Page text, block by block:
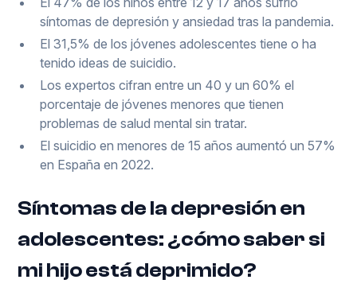
síntomas de depresión y ansiedad tras la pandemia.
El 31,5% de los jóvenes adolescentes tiene o ha
tenido ideas de suicidio.
Los expertos cifran entre un 40 y un 60% el
porcentaje de jóvenes menores que tienen
problemas de salud mental sin tratar.
El suicidio en menores de 15 años aumentó un 57%
en España en 2022.
Síntomas de la depresión en
adolescentes: ¿cómo saber si
mi hijo está deprimido?